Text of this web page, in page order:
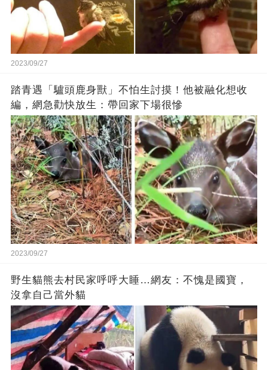
2023/09/27
踏青遇「驢頭鹿身獸」不怕生討摸！他被融化想收
編，網急勸快放生：帶回家下場很慘
2023/09/27
野生貓熊去村民家呼呼大睡…網友：不愧是國寶，
沒拿自己當外貓